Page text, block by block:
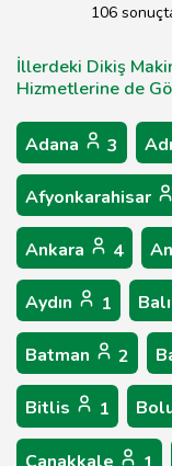
106
İllerdeki Dikiş
Hizmetlerine de
Adana 3
Afyonkarahisar
Ankara 4
Aydın 1
Batman 2
Bitlis 1
Çanakkale